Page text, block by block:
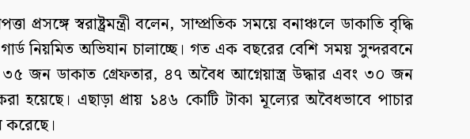
প্রসঙ্গে স্বরাষ্ট্রমন্ত্রী বলেন, সাম্প্রতিক সময়ে বনাঞ্চলে ডাকাতি বৃদ্ধি
নিয়মিত অভিযান চালাচ্ছে। গত এক বছরের বেশি সময় সুন্দরবনে
৩৫ জন ডাকাত গ্রেফতার, ৪৭ অবৈধ আগ্নেয়াস্ত্র উদ্ধার এবং ৩০ জন
হয়েছে। এছাড়া প্রায় ১৪৬ কোটি টাকা মূল্যের অবৈধভাবে পাচার
করেছে।